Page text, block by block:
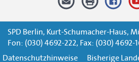
SPD Berlin, Kurt-Schumacher-Haus,
Fon: (030) 4692-222, Fax: (030) 4692-
Datenschutzhinweise
Bisherige